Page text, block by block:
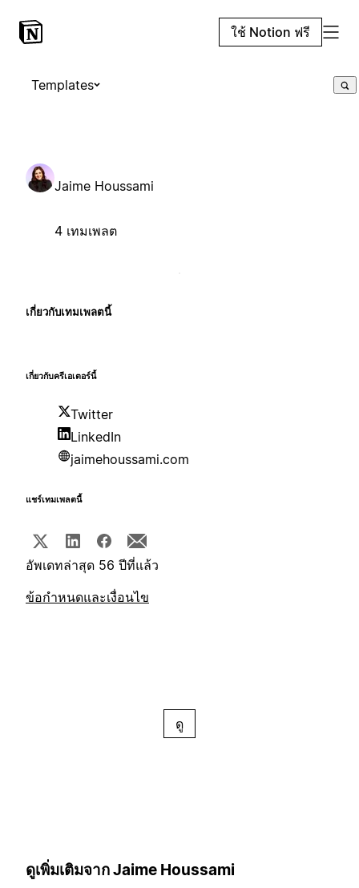
ใช้ Notion ฟรี
Templates
Jaime Houssami
4 เทมเพลต
เกี่ยวกับเทมเพลตนี้
เกี่ยวกับครีเอเตอร์นี้
Twitter
LinkedIn
jaimehoussami.com
แชร์เทมเพลตนี้
อัพเดทล่าสุด 56 ปีที่แล้ว
ข้อกำหนดและเงื่อนไข
ดู
ดูเพิ่มเติมจาก Jaime Houssami